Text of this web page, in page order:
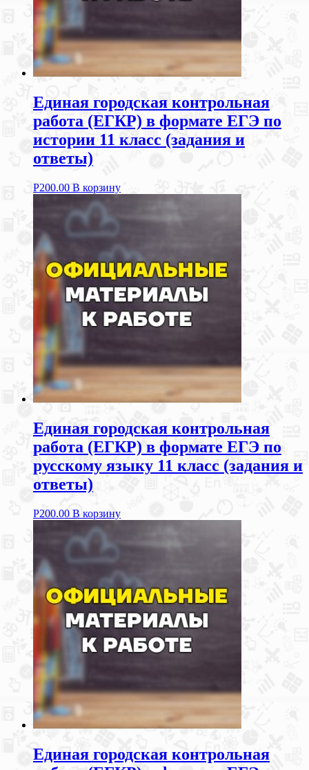
Единая городская контрольная
работа (ЕГКР) в формате ЕГЭ по
истории 11 класс (задания и
ответы)
Р200.00 В корзину
Единая городская контрольная
работа (ЕГКР) в формате ЕГЭ по
русскому языку 11 класс (задания и
ответы)
Р200.00 В корзину
Единая городская контрольная